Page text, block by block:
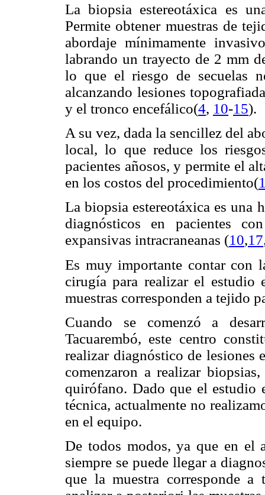
La biopsia estereotáxica es
Permite obtener muestras de
abordaje mínimamente
labrando un trayecto de 2 mm
lo que el riesgo de secuelas
alcanzando lesiones
y el tronco encefálico(4, 10-15).
A su vez, dada la sencillez del
local, lo que reduce los
pacientes añosos, y permite el
en los costos del procedimiento(
La biopsia estereotáxica es una
diagnósticos en pacientes
expansivas intracraneanas (10,17
Es muy importante contar con
cirugía para realizar el estudio
muestras corresponden a tejido
Cuando se comenzó a
Tacuarembó, este centro
realizar diagnóstico de lesiones
comenzaron a realizar
quirófano. Dado que el estudio
técnica, actualmente no
en el equipo.
De todos modos, ya que en el
siempre se puede llegar a
que la muestra corresponde